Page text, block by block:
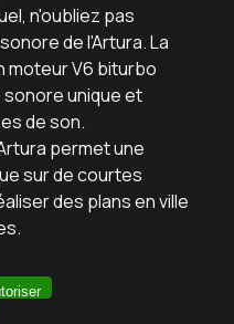
n'oubliez pas
de l'Artura. La
moteur V6 biturbo
unique et
de son.
permet une
sur de courtes
des plans en ville